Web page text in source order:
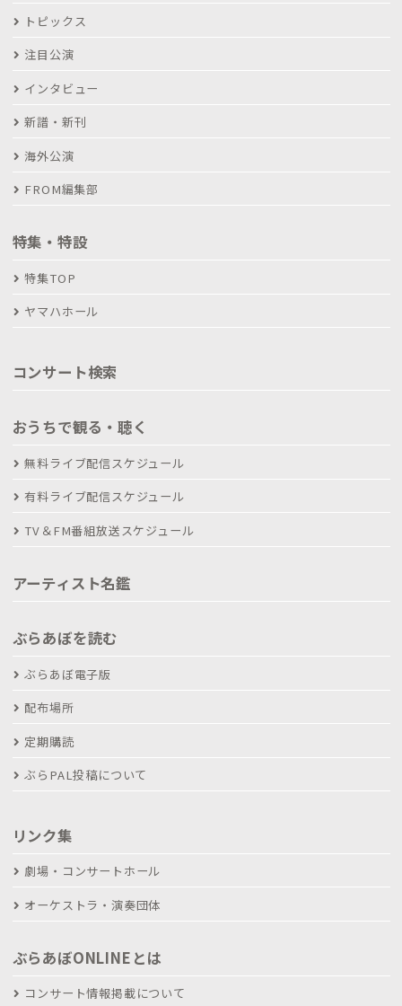
トピックス
注目公演
インタビュー
新譜・新刊
海外公演
FROM編集部
特集・特設
特集TOP
ヤマハホール
コンサート検索
おうちで観る・聴く
無料ライブ配信スケジュール
有料ライブ配信スケジュール
TV＆FM番組放送スケジュール
アーティスト名鑑
ぶらあぼを読む
ぶらあぼ電子版
配布場所
定期購読
ぶらPAL投稿について
リンク集
劇場・コンサートホール
オーケストラ・演奏団体
ぶらあぼONLINEとは
コンサート情報掲載について